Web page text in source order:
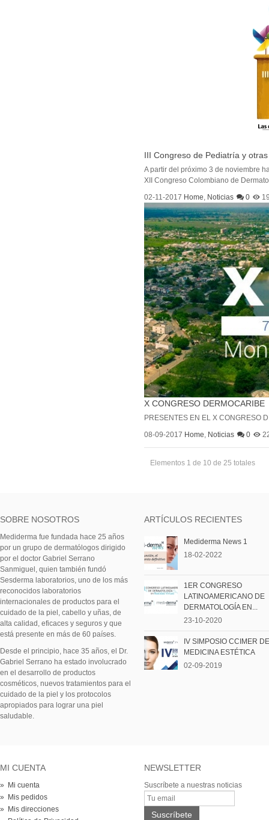
III Congreso de Pediatría y
A partir del próximo 3 de noviembre
XII Congreso Colombiano de
02-11-2017 Home, Noticias 0
X CONGRESO DERMOCARIBE
PRESENTES EN EL X CONGRESO
08-09-2017 Home, Noticias 0
Elementos 1 de 10 de 25 totales
SOBRE NOSOTROS
Mediderma fue fundada hace 25 años
por un grupo de dermatólogos dirigido
por el doctor Gabriel Serrano
Sanmiguel, quien también fundó
Sesderma laboratorios, uno de los más
reconocidos laboratorios
internacionales de productos para el
cuidado de la piel, cabello y uñas, de
alta calidad, eficaces y seguros y que
está presente en más de 60 países.
Desde el principio, hace 35 años, el Dr.
Gabriel Serrano ha estado involucrado
en el desarrollo de productos
cosméticos, nuevos tratamientos para el
cuidado de la piel y los protocolos
apropiados para lograr una piel
saludable.
ARTÍCULOS RECIENTES
Mediderma News 1
18-02-2022
1ER CONGRESO
LATINOAMERICANO DE
DERMATOLOGÍA EN...
23-10-2020
IV SIMPOSIO CCIMER DE
MEDICINA ESTÉTICA
02-09-2019
MI CUENTA
» Mi cuenta
» Mis pedidos
» Mis direcciones
NEWSLETTER
Suscríbete a nuestras noticias